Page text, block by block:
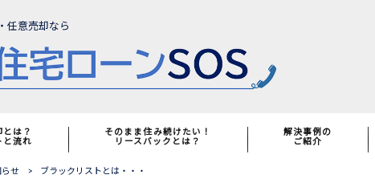
任意売却なら
とは？
と流れ
そのまま住み続けたい！
リースバックとは？
解決事例の
ご紹介
らせ > ブラックリストとは・・・